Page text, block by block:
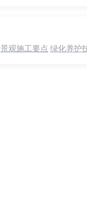
景观施工要点 绿化养护